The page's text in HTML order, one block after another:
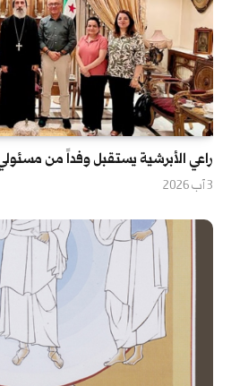
راعي الأبرشية يستقبل وفداً من
3 آب 2026